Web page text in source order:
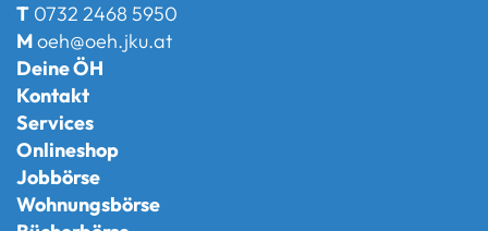
T 0732 2468 5950
Moeh@oeh.jku.at
Deine ÖH
Kontakt
Services
Onlineshop
Jobbörse
Wohnungsbörse